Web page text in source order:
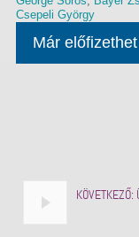
Csepeli György
Már
KÖVETKEZŐ: